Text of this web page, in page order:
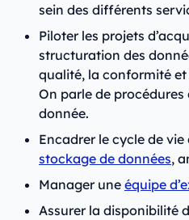
sein des différents
Piloter les projets
structuration des
qualité, la conformité et
On parle de
donnée.
Encadrer le cycle de
stockage de données,
Manager une équipe
Assurer la disponibilité